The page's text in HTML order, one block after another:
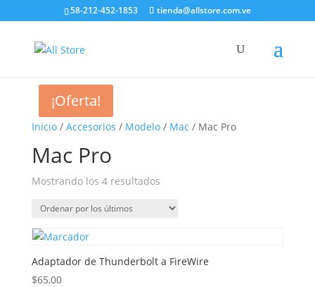
58-212-452-1853 tienda@allstore.com.ve
Inicio/ Accesorios / Modelo/ Mac / Mac Pro
Mac Pro
Mostrando los 4 resultadosOrdenado
los
Adaptador de Thunderbolt a FireWire
$65,00
¡Oferta!
¡Oferta!